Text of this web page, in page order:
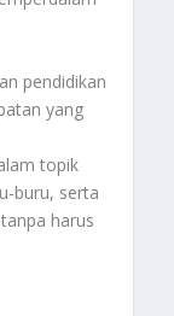
pendidikan
yang
topik
buru, serta
harus